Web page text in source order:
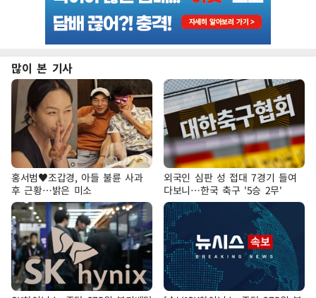
많이 본 기사
홍서범♥조갑경, 아들 불륜 사과
후 근황…밝은 미소
외국인 심판 성 접대 7경기 들여
다보니…한국 축구 '5승 2무'